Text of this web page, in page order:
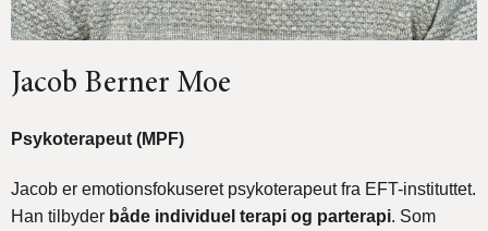
Jacob Berner Moe
Psykoterapeut (MPF)
Jacob er emotionsfokuseret psykoterapeut fra EFT-instituttet.
Han tilbyder både individuel terapi og parterapi. Som